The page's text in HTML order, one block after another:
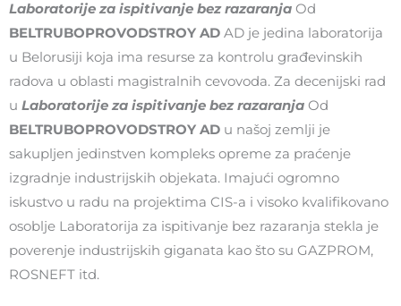
Laboratorije za ispitivanje bez razaranja Od
BELTRUBOPROVODSTROY AD AD je jedina laboratorija
u Belorusiji koja ima resurse za kontrolu građevinskih
radova u oblasti magistralnih cevovoda. Za decenijski rad
u Laboratorije za ispitivanje bez razaranja Od
BELTRUBOPROVODSTROY AD u našoj zemlji je
sakupljen jedinstven kompleks opreme za praćenje
izgradnje industrijskih objekata. Imajući ogromno
iskustvo u radu na projektima CIS-a i visoko kvalifikovano
osoblje Laboratorija za ispitivanje bez razaranja stekla je
poverenje industrijskih giganata kao što su GAZPROM,
ROSNEFT itd.